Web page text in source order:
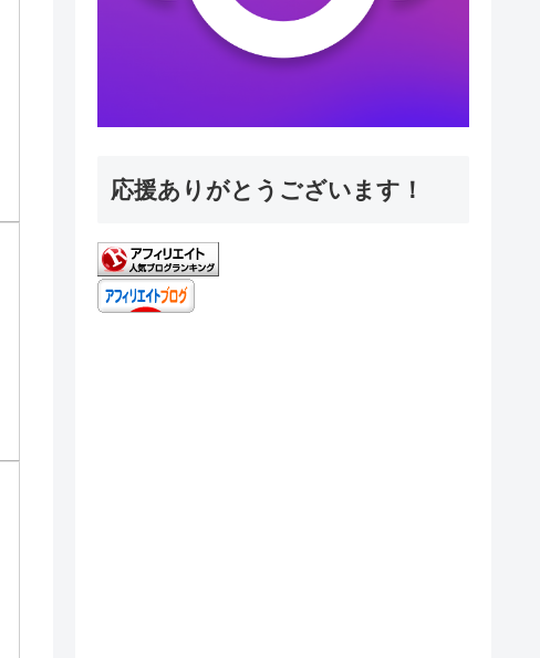
応援ありがとうございます！